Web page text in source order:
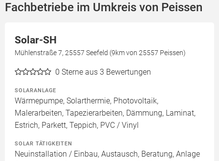
Fachbetriebe im Umkreis von Peissen
Solar-SH
Mühlenstraße 7, 25557 Seefeld (9km von 25557 Peissen)
0 Sterne aus 3 Bewertungen
SOLARANLAGE
Wärmepumpe, Solarthermie, Photovoltaik,
Malerarbeiten, Tapezierarbeiten, Dämmung, Laminat,
Estrich, Parkett, Teppich, PVC / Vinyl
SOLAR TÄTIGKEITEN
Neuinstallation / Einbau, Austausch, Beratung, Anlage